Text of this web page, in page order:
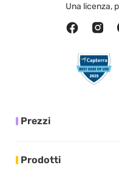
Una licenza,
Prezzi
Prodotti